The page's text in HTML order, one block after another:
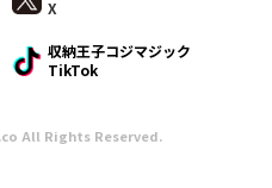
X
収納王子コジマジック
TikTok
All Rights Reserved.